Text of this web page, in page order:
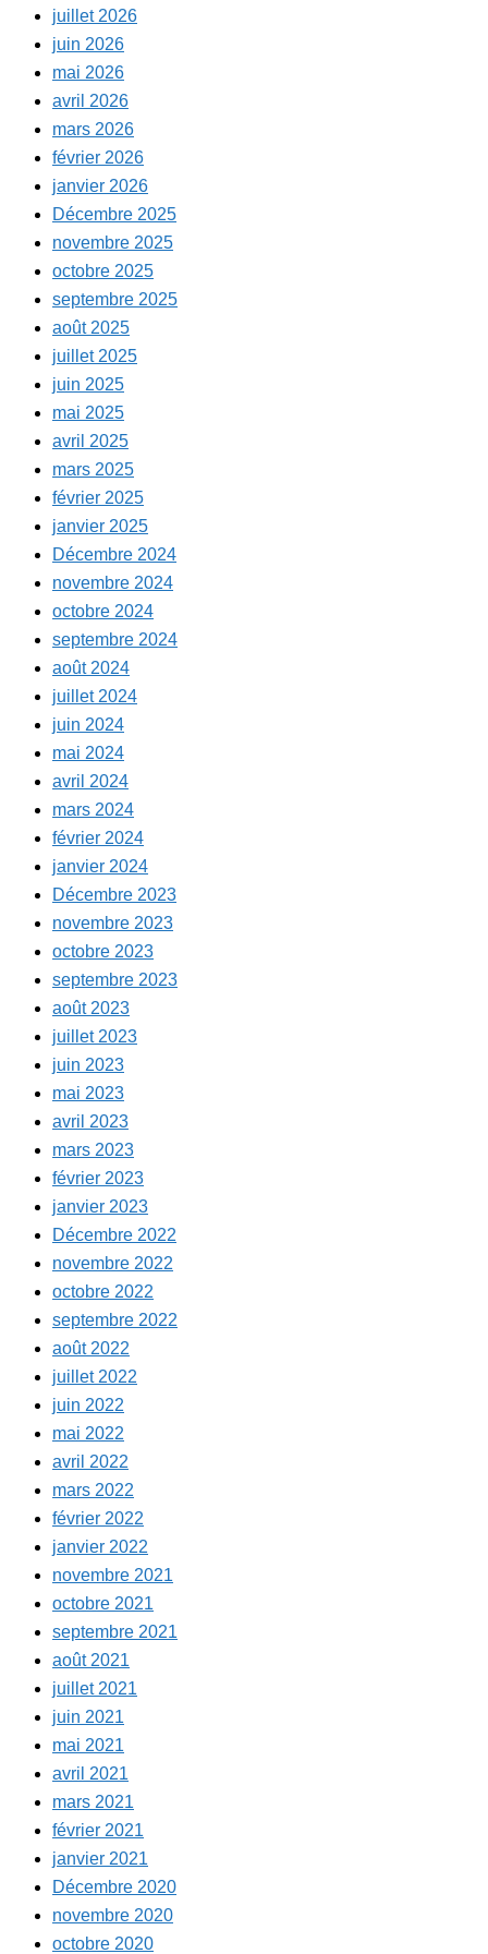
juillet 2026
juin 2026
mai 2026
avril 2026
mars 2026
février 2026
janvier 2026
Décembre 2025
novembre 2025
octobre 2025
septembre 2025
août 2025
juillet 2025
juin 2025
mai 2025
avril 2025
mars 2025
février 2025
janvier 2025
Décembre 2024
novembre 2024
octobre 2024
septembre 2024
août 2024
juillet 2024
juin 2024
mai 2024
avril 2024
mars 2024
février 2024
janvier 2024
Décembre 2023
novembre 2023
octobre 2023
septembre 2023
août 2023
juillet 2023
juin 2023
mai 2023
avril 2023
mars 2023
février 2023
janvier 2023
Décembre 2022
novembre 2022
octobre 2022
septembre 2022
août 2022
juillet 2022
juin 2022
mai 2022
avril 2022
mars 2022
février 2022
janvier 2022
novembre 2021
octobre 2021
septembre 2021
août 2021
juillet 2021
juin 2021
mai 2021
avril 2021
mars 2021
février 2021
janvier 2021
Décembre 2020
novembre 2020
octobre 2020